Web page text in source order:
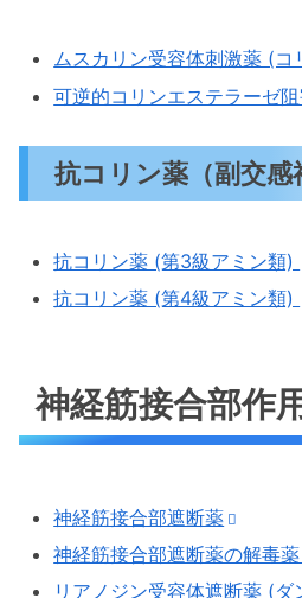
ムスカリン受容体刺激薬 (コ
可逆的コリンエステラーゼ
抗コリン薬（副交感
抗コリン薬 (第3級アミン類)
抗コリン薬 (第4級アミン類)
神経筋接合部作
神経筋接合部遮断薬
神経筋接合部遮断薬の解毒
リアノジン受容体遮断薬 (ダ